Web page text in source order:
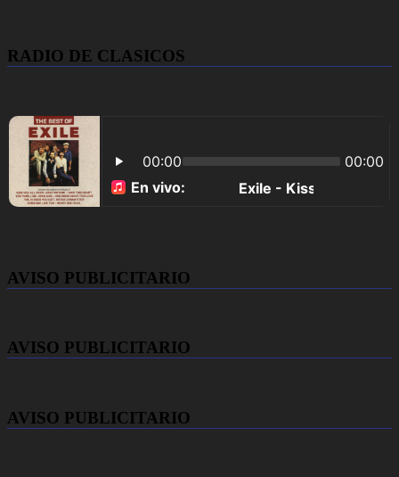
RADIO DE CLASICOS
AVISO PUBLICITARIO
AVISO PUBLICITARIO
AVISO PUBLICITARIO